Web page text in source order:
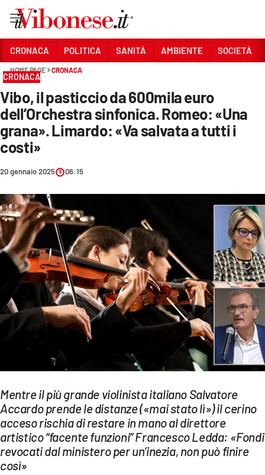
Sezioni
CRONACA
POLITICA
SANITÀ
AMBIENTE
SOCIETÀ
CULTURA
ECONOMIA E LAVORO
EVENTI
Streaming
LAC ONAIR
LaC
Network
LACPLAY.IT
CRONACA POLITICA SANITÀ AMBIENTE SOCIETÀ
HOME PAGE CRONACA
CRONACA
Vibo, il pasticcio da 600mila euro
dell’Orchestra sinfonica. Romeo: «Una
grana». Limardo: «Va salvata a tutti i
costi»
20 gennaio 2025 06:15
Mentre il più grande violinista italiano Salvatore
Accardo prende le distanze («mai stato lì») il cerino
acceso rischia di restare in mano al direttore
artistico “facente funzioni” Francesco Ledda: «Fondi
revocati dal ministero per un’inezia, non può finire
così»